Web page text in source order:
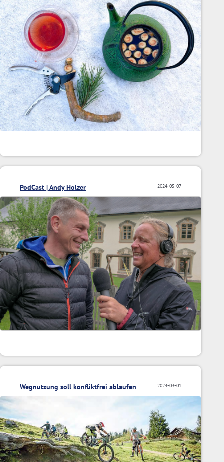
2024-05-07
PodCast | Andy Holzer
2024-03-01
Wegnutzung soll konfliktfrei ablaufen